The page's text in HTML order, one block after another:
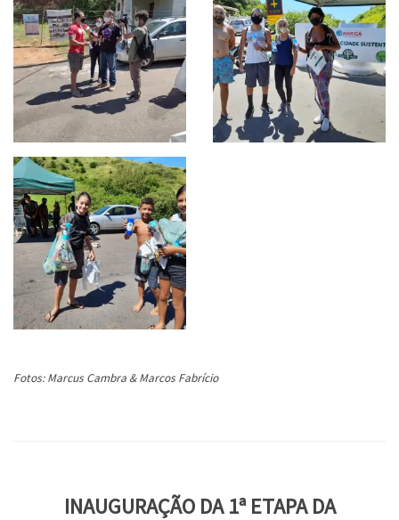
Fotos: Marcus Cambra & Marcos Fabrício
INAUGURAÇÃO DA 1ª ETAPA DA